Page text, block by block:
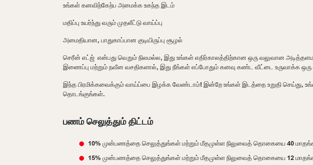
உங்கள் கனவிற்கேற்ப அமைக்க உகந்த இடம்
மதிப்பு உயர்ந்து வரும் முதலீட்டு வாய்ப்பு
அமைதியான, பாதுகாப்பான குடியிருப்பு சூழல்
செரீன் எட்ஜ் என்பது வெறும் நிலமல்ல, இது உங்கள் எதிர்காலத்திற்கான ஒரு வலுவான
இணைப்பு மற்றும் நவீன வசதிகளால், இது நீங்கள் எப்போதும் கனவு கண்ட வீட்டை உருவாக்க ஒரு
இந்த பிரமிக்கவைக்கும் வாய்ப்பை இழக்க வேண்டாம்! இன்றே உங்கள் இடத்தை உறுதி செய்து,
தொடங்குங்கள்.
பணம் செலுத்தும் திட்டம்
10% முன்பணத்தை செலுத்துங்கள் மற்றும் மீதமுள்ள நிலுவைத் தொகையை 40
15% முன்பணத்தை செலுத்துங்கள் மற்றும் மீதமுள்ள நிலுவைத் தொகையை 12